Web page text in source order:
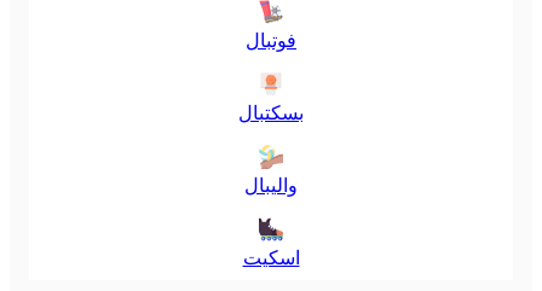
فوتبال
بسکتبال
والیبال
اسکیت